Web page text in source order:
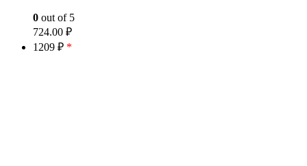
0 out of 5
724.00 ₽
1209 ₽ *